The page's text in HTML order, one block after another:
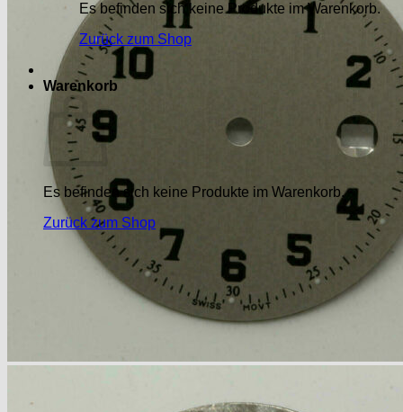
Es befinden sich keine Produkte im Warenkorb.
Zurück zum Shop
Warenkorb
Es befinden sich keine Produkte im Warenkorb.
Zurück zum Shop